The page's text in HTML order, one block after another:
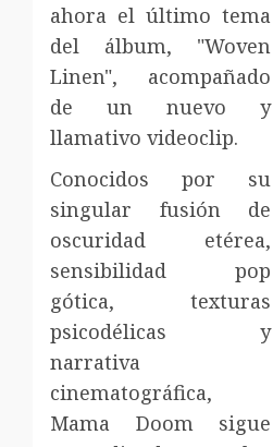
ahora el último tema
del álbum, "Woven
Linen", acompañado
de un nuevo y
llamativo videoclip.
Conocidos por su
singular fusión de
oscuridad etérea,
sensibilidad pop
gótica, texturas
psicodélicas y
narrativa
cinematográfica,
Mama Doom sigue